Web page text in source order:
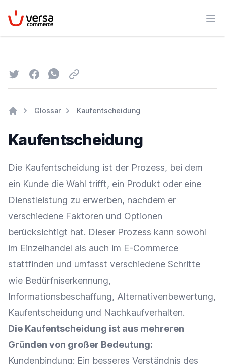
VersaCommerce
TwitterFacebookWhatsapp
Email
Glossar Kaufentscheidung
Kaufentscheidung
Die Kaufentscheidung ist der Prozess, bei dem
ein Kunde die Wahl trifft, ein Produkt oder eine
Dienstleistung zu erwerben, nachdem er
verschiedene Faktoren und Optionen
berücksichtigt hat. Dieser Prozess kann sowohl
im Einzelhandel als auch im E-Commerce
stattfinden und umfasst verschiedene Schritte
wie Bedürfniserkennung,
Informationsbeschaffung, Alternativenbewertung,
Kaufentscheidung und Nachkaufverhalten.
Die Kaufentscheidung ist aus mehreren
Gründen von großer Bedeutung:
Kundenbindung: Ein besseres Verständnis des